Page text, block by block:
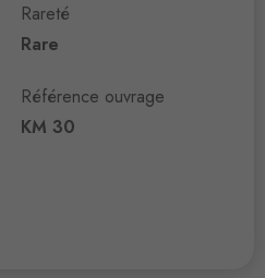
Rareté
Rare
Référence ouvrage
KM 30